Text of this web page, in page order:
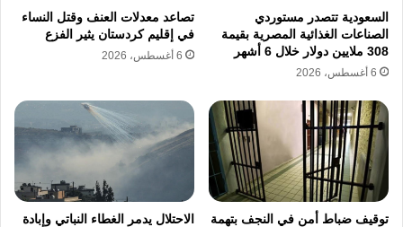
لكل الديمقراطيين”، و”المهمة المركزية للمرحلة
التاريخية الراهنة”.
ودعا الموقعون إلى تجاوز الخلافات بين القوى
السياسية والمدنية، مؤكدين أن القضايا الخلافية
التي يصعب حلها يمكن للتونسيين البت فيها عبر
“حوار بناء” والاحتكام إلى صندوق الاقتراع.
السعودية تتصدر مستوردي
الصناعات الغذائية المصرية بقيمة
308 ملايين دولار خلال 6 أشهر
6 أغسطس، 2026
تصاعد معدلات العنف وقتل النساء
في إقليم كردستان يثير الفزع
6 أغسطس، 2026
توقيف ضباط أمن في النجف بتهمة
الاحتلال يدمر الغطاء النباتي وإبادة